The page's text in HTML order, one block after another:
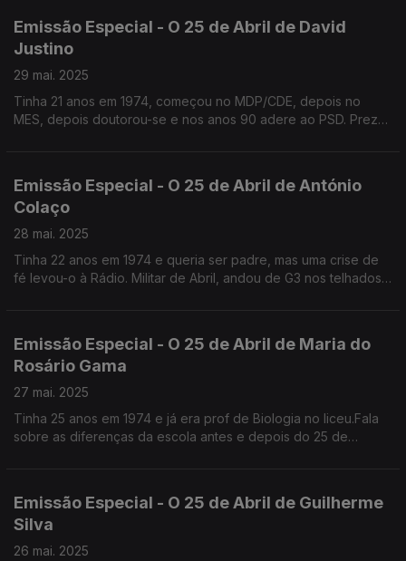
Emissão Especial - O 25 de Abril de David
Justino
29 mai. 2025
Tinha 21 anos em 1974, começou no MDP/CDE, depois no
MES, depois doutorou-se e nos anos 90 adere ao PSD. Preza
Emissão Especial - O 25 de Abril de António
Colaço
28 mai. 2025
Tinha 22 anos em 1974 e queria ser padre, mas uma crise de
fé levou-o à Rádio. Militar de Abril, andou de G3 nos telhados
Emissão Especial - O 25 de Abril de Maria do
Rosário Gama
27 mai. 2025
Tinha 25 anos em 1974 e já era prof de Biologia no liceu.Fala
sobre as diferenças da escola antes e depois do 25 de
Emissão Especial - O 25 de Abril de Guilherme
Silva
26 mai. 2025